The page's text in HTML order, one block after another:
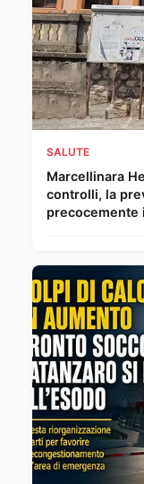
SALUTE
Marcellinara
controlli, la
precocemente